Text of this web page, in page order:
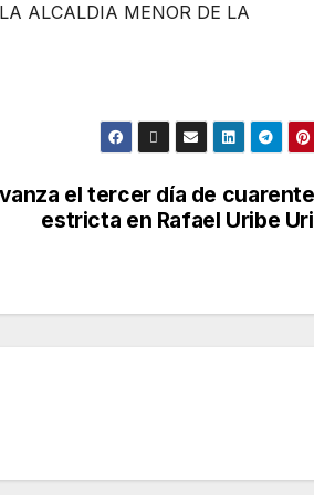
ALCALDIA MENOR DE LA
el tercer día de
estricta en Rafael Uribe